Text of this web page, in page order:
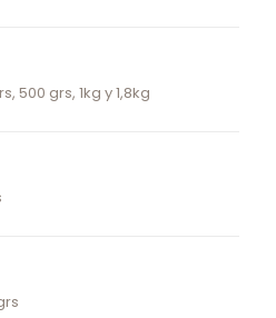
500 grs, 1kg y 1,8kg